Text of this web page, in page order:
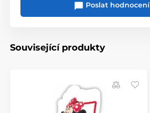
Poslat hodnocení
Související produkty